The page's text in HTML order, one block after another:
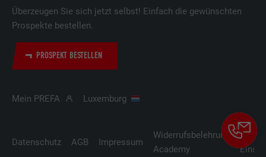
Überzeugen Sie sich jetzt selbst! Einfach die gewünschten
Prospekte bestellen.
PROSPEKT BESTELLEN
Mein PREFA Luxemburg
Datenschutz AGB Impressum
Widerrufsbelehrung
Academy
Präferenzen des Besuchers zu
präsentieren.
Name lidc
Verwendet vom Social-Networking-Dienst
LinkedIn für die Verfolgung der